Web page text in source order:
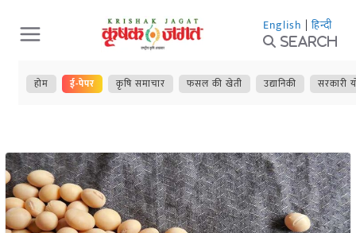
Skip
to
content
English | हिन्दी
Search
होम ई-पेपर कृषि समाचार फसल की खेती उद्यानिकी सरकारी